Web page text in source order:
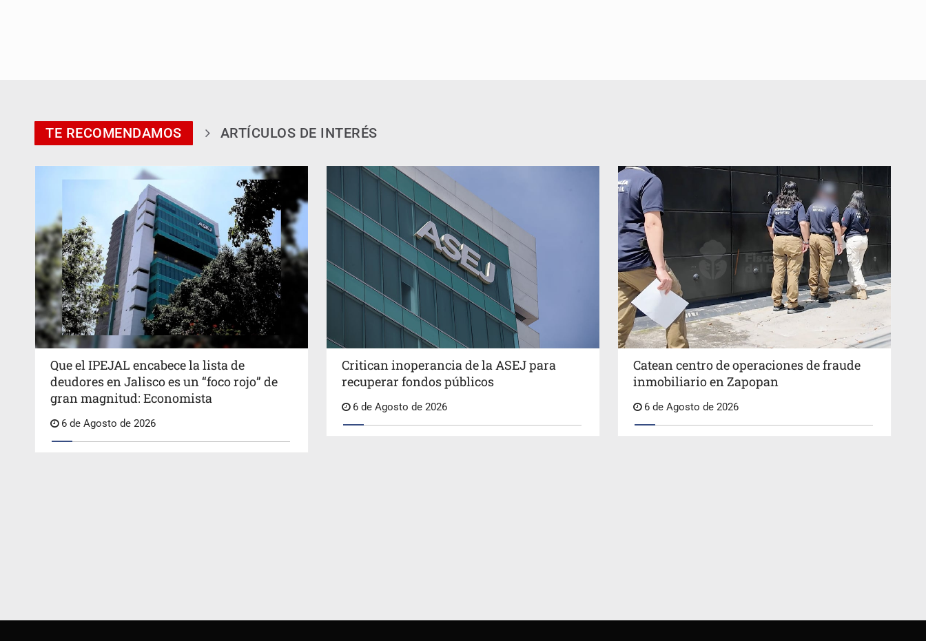
TE RECOMENDAMOS ARTÍCULOS DE INTERÉS
Que el IPEJAL encabece la lista de
deudores en Jalisco es un “foco rojo” de
gran magnitud: Economista
6 de Agosto de 2026
Critican inoperancia de la ASEJ para
recuperar fondos públicos
6 de Agosto de 2026
Catean centro de operaciones de fraude
inmobiliario en Zapopan
6 de Agosto de 2026